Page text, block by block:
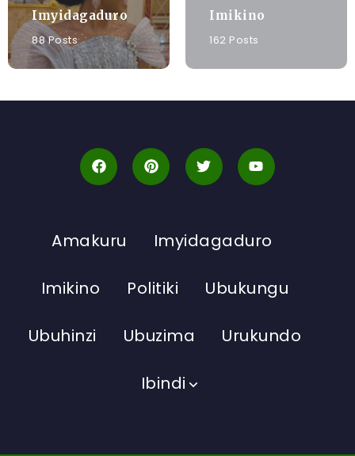
Imyidagaduro
88 Posts
Imikino
162 Posts
Amakuru Imyidagaduro
Imikino Politiki Ubukungu
Ubuhinzi Ubuzima Urukundo
Ibindi